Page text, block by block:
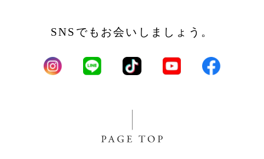
SNSでもお会いしましょう。